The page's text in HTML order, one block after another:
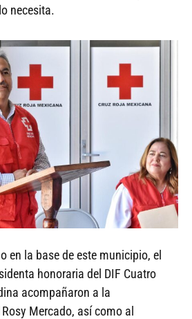
necesita.
en la base de este municipio, el
honoraria del DIF Cuatro
acompañaron a la
Mercado, así como al